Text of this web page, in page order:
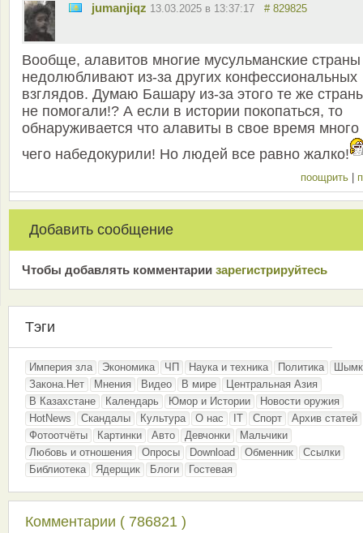
jumanjiqz 13.03.2025 в 13:37:17 # 829825
Вообще, алавитов многие мусульманские страны
недолюбливают из-за других конфессиональных
взглядов. Думаю Башару из-за этого те же
не помогали!? А если в истории покопаться, то
обнаруживается что алавиты в свое время много
чего набедокурили! Но людей все равно жалко!
поощрить
Добавить сообщение
Чтобы добавлять комментарии зарeгиcтрирyйтeсь
Тэги
Империя зла Экономика ЧП Наука и техника Политика
Закона.Нет
Мнения Видео В мире
Центральная Азия
В Казахстане
Календарь Юмор и Истории
Новости оружия
HotNews
Скандалы Культура О нас IT Спорт
Архив статей
Фотоотчёты
Картинки Авто Девчонки
Мальчики
Любовь и отношения
Опросы Download Обменник
Ссылки
Библиотека
Ядерщик Блоги Гостевая
Комментарии ( 786821 )